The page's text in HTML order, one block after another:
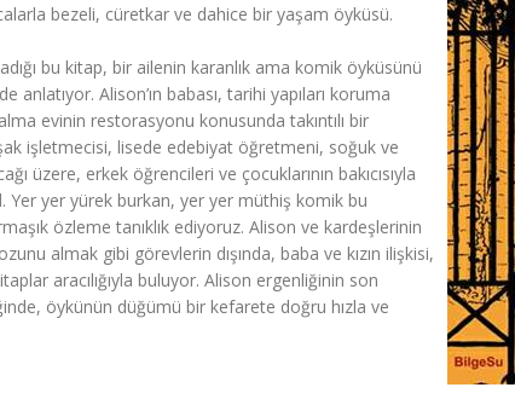
bezeli, cüretkar ve dahice bir yaşam öyküsü.
bu kitap, bir ailenin karanlık ama komik öyküsünü
anlatıyor. Alison’ın babası, tarihi yapıları koruma
evinin restorasyonu konusunda takıntılı bir
işletmecisi, lisede edebiyat öğretmeni, soğuk ve
üzere, erkek öğrencileri ve çocuklarının bakıcısıyla
Yer yer yürek burkan, yer yer müthiş komik bu
özleme tanıklık ediyoruz. Alison ve kardeşlerinin
almak gibi görevlerin dışında, baba ve kızın ilişkisi,
aracılığıyla buluyor. Alison ergenliğinin son
öykünün düğümü bir kefarete doğru hızla ve